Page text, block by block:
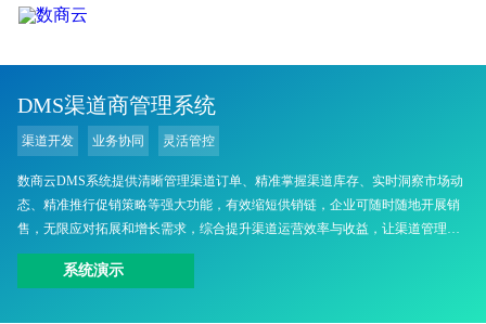
DMS渠道商管理系统
渠道开发 业务协同 灵活管控
数商云DMS系统提供清晰管理渠道订单、精准掌握渠道库存、实时洞察市场动
态、精准推行促销策略等强大功能，有效缩短供销链，企业可随时随地开展销
售，无限应对拓展和增长需求，综合提升渠道运营效率与收益，让渠道管理更
高效，终端掌控更有力。
系统演示